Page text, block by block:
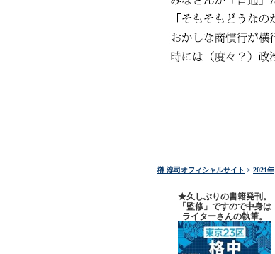
榊 淳司オフィシャルサイト > 2021年
★久しぶりの書籍発刊。
「監修」ですので中身は
ライターさんの執筆。